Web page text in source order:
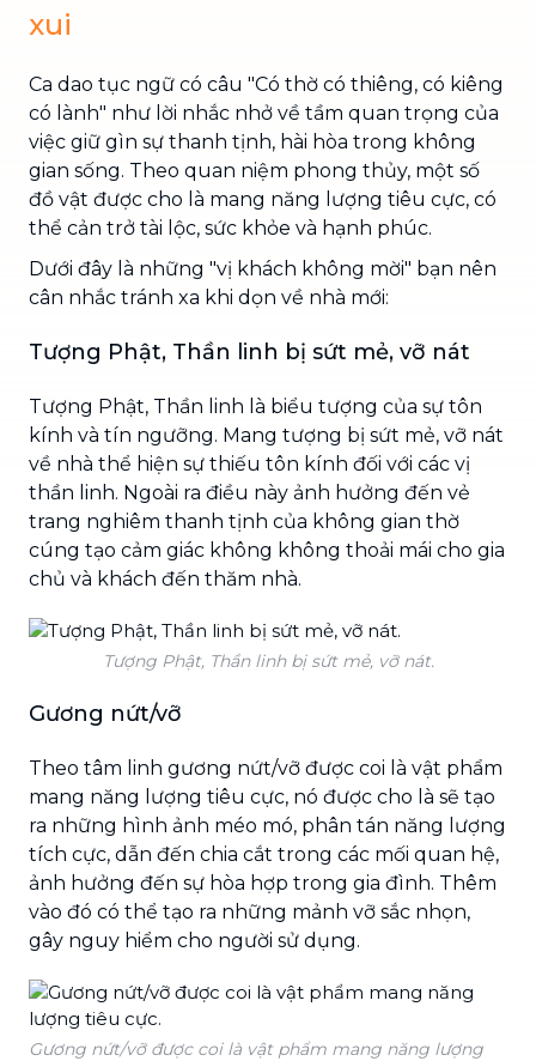
xui
Ca dao tục ngữ có câu "Có thờ có thiêng, có kiêng
có lành" như lời nhắc nhở về tầm quan trọng của
việc giữ gìn sự thanh tịnh, hài hòa trong không
gian sống. Theo quan niệm phong thủy, một số
đồ vật được cho là mang năng lượng tiêu cực, có
thể cản trở tài lộc, sức khỏe và hạnh phúc.
Dưới đây là những "vị khách không mời" bạn nên
cân nhắc tránh xa khi dọn về nhà mới:
Tượng Phật, Thần linh bị sứt mẻ, vỡ nát
Tượng Phật, Thần linh là biểu tượng của sự tôn
kính và tín ngưỡng. Mang tượng bị sứt mẻ, vỡ nát
về nhà thể hiện sự thiếu tôn kính đối với các vị
thần linh. Ngoài ra điều này ảnh hưởng đến vẻ
trang nghiêm thanh tịnh của không gian thờ
cúng tạo cảm giác không không thoải mái cho gia
chủ và khách đến thăm nhà.
Tượng Phật, Thần linh bị sứt mẻ, vỡ nát.
Gương nứt/vỡ
Theo tâm linh gương nứt/vỡ được coi là vật phẩm
mang năng lượng tiêu cực, nó được cho là sẽ tạo
ra những hình ảnh méo mó, phân tán năng lượng
tích cực, dẫn đến chia cắt trong các mối quan hệ,
ảnh hưởng đến sự hòa hợp trong gia đình. Thêm
vào đó có thể tạo ra những mảnh vỡ sắc nhọn,
gây nguy hiểm cho người sử dụng.
Gương nứt/vỡ được coi là vật phẩm mang năng lượng